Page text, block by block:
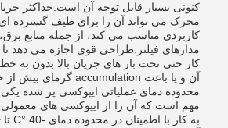
کنونی بسیار قابل توجه آن است.حداکثر
محرک می تواند آن را برای طیف گسترده ای
کاربردی مناسب می کند، از جمله منابع
مدارهای فیلتر.طراحی قوی اجازه می دهد تا
کار حتی تحت بار های جریان بالا بدون به
آن و یا باعث accumulation گرمای بیش از حد.
محدوده دمای عملیاتی ایپوکسی پر شده
مهم است که آن را از ایپوکسی های معمولی